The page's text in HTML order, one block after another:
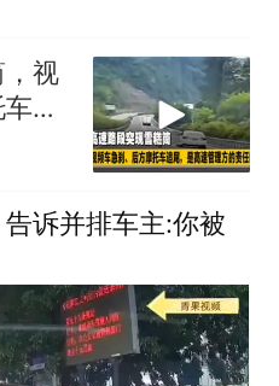
视
追
任
诉并排车主:你被